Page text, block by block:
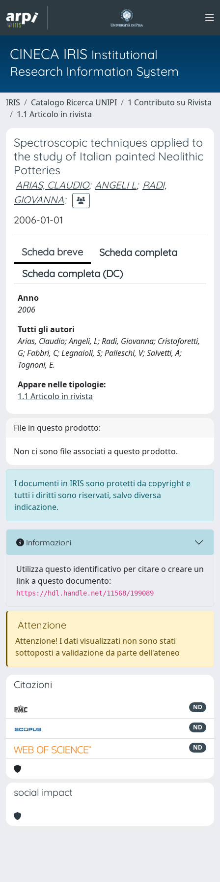
CINECA IRIS Institutional
Research Information System
IRIS Catalogo Ricerca UNIPI
1 Contributo su Rivista
1.1 Articolo in rivista
Spectroscopic techniques applied to
the study of Italian painted Neolithic
Potteries
ARIAS, CLAUDIO; ANGELI L; RADI,
GIOVANNA;
2006-01-01
Scheda breve
Scheda completa
Scheda completa (DC)
Anno
2006
Tutti gli autori
Arias, Claudio; Angeli, L; Radi, Giovanna; Cristoforetti,
G; Fabbri, C; Legnaioli, S; Palleschi, V; Salvetti, A;
Tognoni, E.
Appare nelle tipologie:
1.1 Articolo in rivista
File in questo prodotto:
Non ci sono file associati a questo prodotto.
I documenti in IRIS sono protetti da copyright e
tutti i diritti sono riservati, salvo diversa
indicazione.
Informazioni
Utilizza questo identificativo per citare o creare un
link a questo documento:
https://hdl.handle.net/11568/199089
Attenzione
Attenzione! I dati visualizzati non sono stati
sottoposti a validazione da parte dell'ateneo
Citazioni
ND
ND
ND
social impact